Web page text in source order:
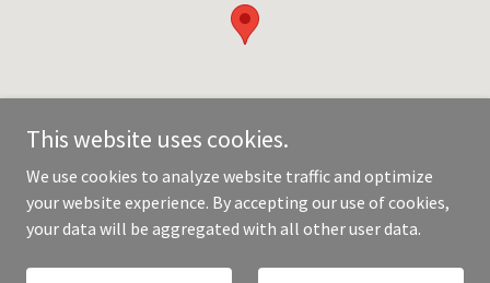
Copyright © 2026 Unlimited Services - All Rights Reserved.
This website uses cookies.
We use cookies to analyze website traffic and optimize
your website experience. By accepting our use of cookies,
your data will be aggregated with all other user data.